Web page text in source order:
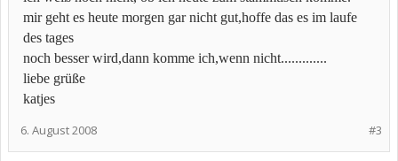
mir geht es heute morgen gar nicht gut,hoffe das es im laufe
des tages
noch besser wird,dann komme ich,wenn nicht.............
liebe grüße
katjes
#3
6. August 2008